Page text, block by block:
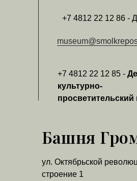
+7 4812 22 12 86 -
+7 4812 22 12 85 -
культурно-
просветительский
ул. Октябрьской
строение 1
Башня